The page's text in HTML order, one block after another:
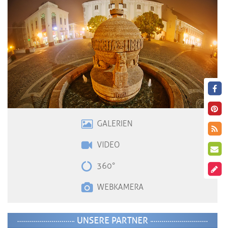
GALERIEN
VIDEO
360°
WEBKAMERA
UNSERE PARTNER